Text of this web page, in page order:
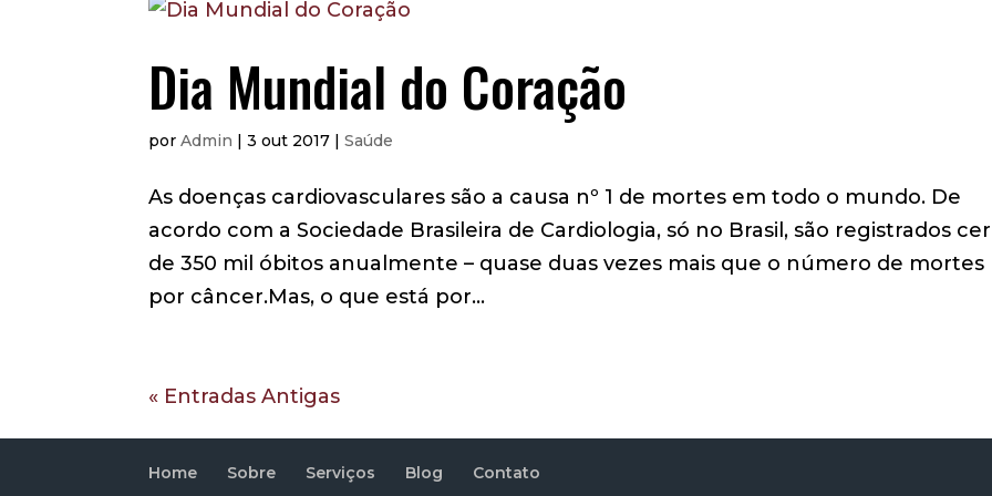
Dia Mundial do Coração
porAdmin |3 out 2017 |Saúde
As doenças cardiovasculares são a causa nº 1 de mortes em todo o mundo. De
acordo com a Sociedade Brasileira de Cardiologia, só no Brasil, são registrados
de 350 mil óbitos anualmente – quase duas vezes mais que o número de mortes
por câncer.Mas, o que está por...
« Entradas Antigas
Home Sobre Serviços Blog Contato